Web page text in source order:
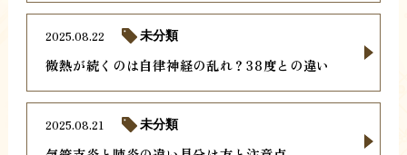
微熱が続くのは自律神経の乱れ？38度との違い
2025.08.22 未分類
2025.08.21 未分類